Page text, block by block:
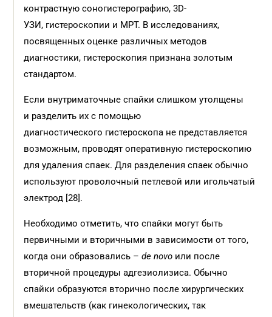
контрастную соногистерографию, 3D-
УЗИ, гистероскопии и МРТ. В исследованиях,
посвященных оценке различных методов
диагностики, гистероскопия признана золотым
стандартом.
Если внутриматочные спайки слишком утолщены
и разделить их с помощью
диагностического гистероскопа не представляется
возможным, проводят оперативную гистероскопию
для удаления спаек. Для разделения спаек обычно
используют проволочный петлевой или игольчатый
электрод [28].
Необходимо отметить, что спайки могут быть
первичными и вторичными в зависимости от того,
когда они образовались –de novo или после
вторичной процедуры адгезиолизиса. Обычно
спайки образуются вторично после хирургических
вмешательств (как гинекологических, так